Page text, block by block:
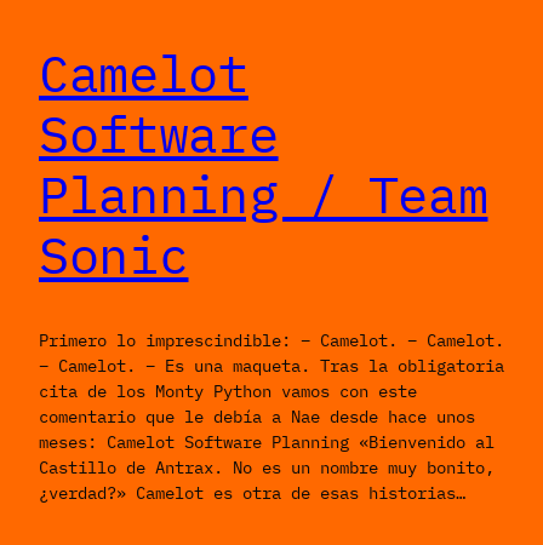
Camelot
Software
Planning / Team
Sonic
Primero lo imprescindible: – Camelot. – Camelot.
– Camelot. – Es una maqueta. Tras la obligatoria
cita de los Monty Python vamos con este
comentario que le debía a Nae desde hace unos
meses: Camelot Software Planning «Bienvenido al
Castillo de Antrax. No es un nombre muy bonito,
¿verdad?» Camelot es otra de esas historias…